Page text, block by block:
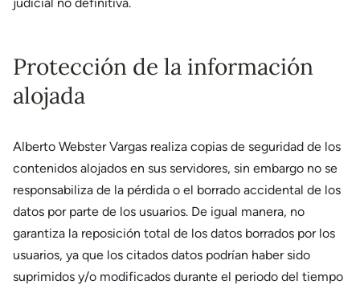
Protección de la información
alojada
Alberto Webster Vargas realiza copias de seguridad de los
contenidos alojados en sus servidores, sin embargo no se
responsabiliza de la pérdida o el borrado accidental de los
datos por parte de los usuarios. De igual manera, no
garantiza la reposición total de los datos borrados por los
usuarios, ya que los citados datos podrían haber sido
suprimidos y/o modificados durante el periodo del tiempo